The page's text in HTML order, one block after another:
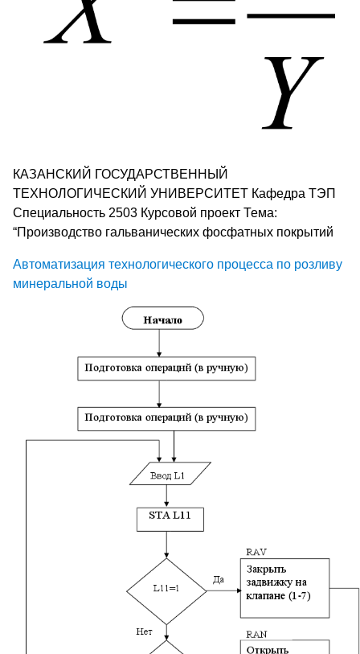
КАЗАНСКИЙ ГОСУДАРСТВЕННЫЙ
ТЕХНОЛОГИЧЕСКИЙ УНИВЕРСИТЕТ Кафедра ТЭП
Специальность 2503 Курсовой проект Тема:
“Производство гальванических фосфатных покрытий
Автоматизация технологического процесса по розливу
минеральной воды